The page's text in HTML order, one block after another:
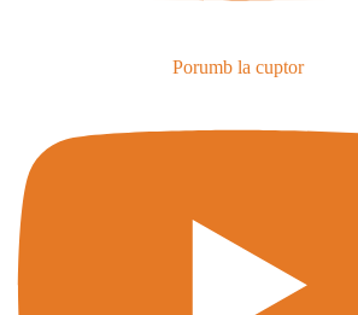
Porumb la cuptor